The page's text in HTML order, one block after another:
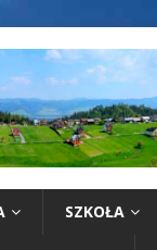
SZKOŁA